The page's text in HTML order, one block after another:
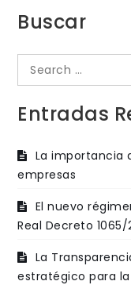
Buscar
Search
for:
Entradas
La importancia
empresas
El nuevo
Real Decreto 1065/
La
estratégico para la